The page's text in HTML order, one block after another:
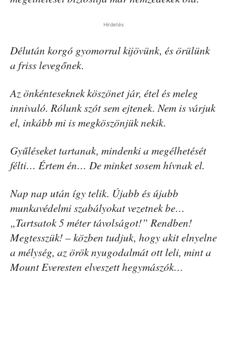
Hirdetés
Délután korgó gyomorral kijövünk, és örülünk
a friss levegőnek.
Az önkénteseknek köszönet jár, étel és meleg
innivaló. Rólunk szót sem ejtenek. Nem is várjuk
el, inkább mi is megköszönjük nekik.
Gyűléseket tartanak, mindenki a megélhetését
félti… Értem én… De minket sosem hívnak el.
Nap nap után így telik. Újabb és újabb
munkavédelmi szabályokat vezetnek be…
„Tartsatok 5 méter távolságot!” Rendben!
Megtesszük! – közben tudjuk, hogy akit elnyelne
a mélység, az örök nyugodalmát ott leli, mint a
Mount Everesten elveszett hegymászók…